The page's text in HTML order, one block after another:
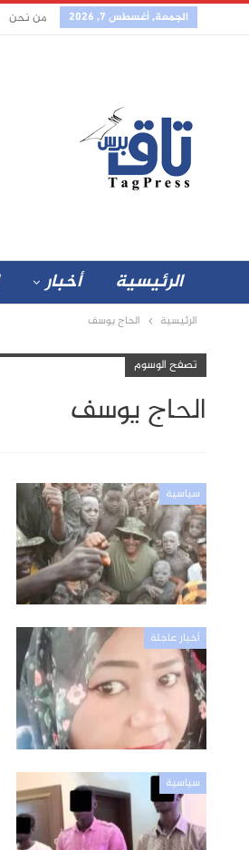
الجمعة, أغسطس 7, 2026 من نحن
الرئيسية أخبار
الرئيسية الحاج يوسف
تصفح الوسوم
الحاج يوسف
سياسية
أخبار عاجلة
سياسية